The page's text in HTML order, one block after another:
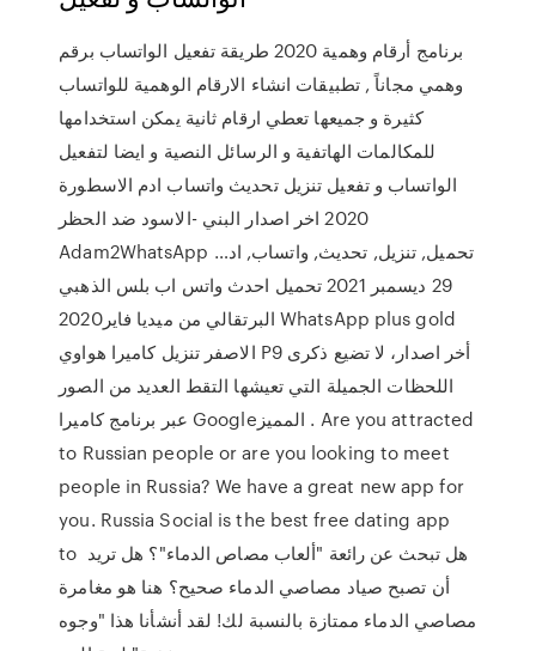
برنامج أرقام وهمية 2020 طريقة تفعيل الواتساب برقم
وهمي مجاناً , تطبيقات انشاء الارقام الوهمية للواتساب
كثيرة و جميعها تعطي ارقام ثانية يمكن استخدامها
للمكالمات الهاتفية و الرسائل النصية و ايضا لتفعيل
الواتساب و تفعيل تنزيل تحديث واتساب ادم الاسطورة
2020 اخر اصدار البني -الاسود ضد الحظر
Adam2WhatsApp تحميل, تنزيل, تحديث, واتساب, اد…
29 ديسمبر 2021 تحميل احدث واتس اب بلس الذهبي
البرتقالي من ميديا فاير2020 WhatsApp plus gold
الاصفر تنزيل كاميرا هواوي P9 أخر اصدار، لا تضيع ذكرى
اللحظات الجميلة التي تعيشها التقط العديد من الصور
عبر برنامج كاميرا Google‏‏ المميز. Are you attracted
to Russian people or are you looking to meet
people in Russia? We have a great new app for
you. Russia Social is the best free dating app
to هل تبحث عن رائعة "ألعاب مصاص الدماء"؟ هل تريد
أن تصبح صياد مصاصي الدماء صحيح؟ هنا هو مغامرة
مصاصي الدماء ممتازة بالنسبة لك! لقد أنشأنا هذا "وجوه